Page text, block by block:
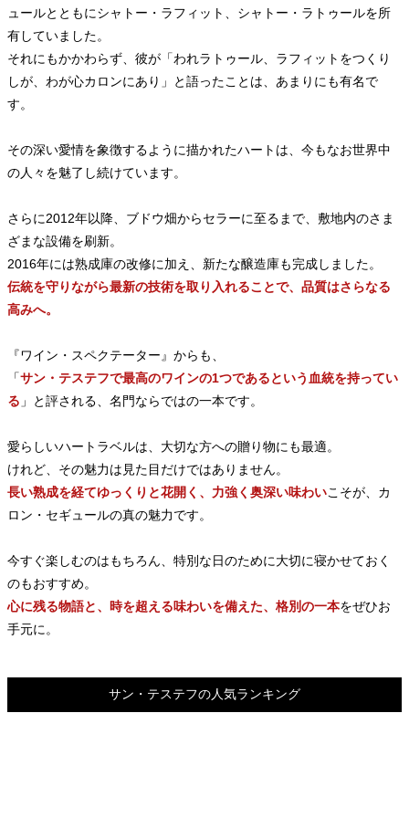
ュールとともにシャトー・ラフィット、シャトー・ラトゥールを所
有していました。
それにもかかわらず、彼が「われラトゥール、ラフィットをつくり
しが、わが心カロンにあり」と語ったことは、あまりにも有名で
す。
その深い愛情を象徴するように描かれたハートは、今もなお世界中
の人々を魅了し続けています。
さらに2012年以降、ブドウ畑からセラーに至るまで、敷地内のさま
ざまな設備を刷新。
2016年には熟成庫の改修に加え、新たな醸造庫も完成しました。
伝統を守りながら最新の技術を取り入れることで、品質はさらなる
高みへ。
『ワイン・スペクテーター』からも、
「サン・テステフで最高のワインの1つであるという血統を持ってい
る 」と評される、名門ならではの一本です。
愛らしいハートラベルは、大切な方への贈り物にも最適。
けれど、その魅力は見た目だけではありません。
長い熟成を経てゆっくりと花開く、力強く奥深い味わいこそが、カ
ロン・セギュールの真の魅力です。
今すぐ楽しむのはもちろん、特別な日のために大切に寝かせておく
のもおすすめ。
心に残る物語と、時を超える味わいを備えた、格別の一本をぜひお
手元に。
サン・テステフの人気ランキング